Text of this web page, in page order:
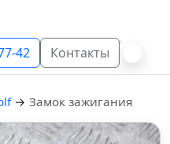
42 Контакты
→ Замок зажигания